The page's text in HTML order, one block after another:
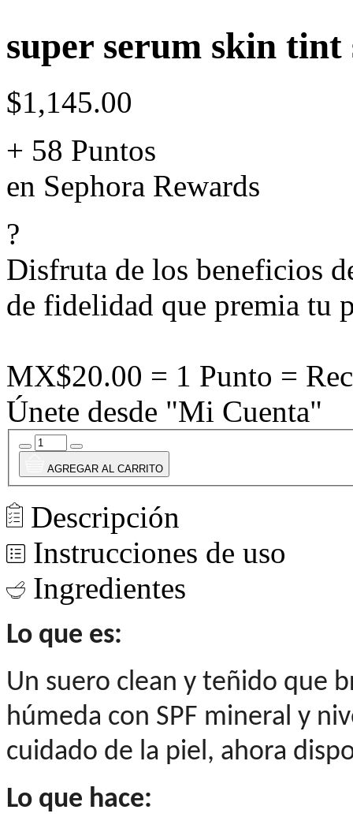
super serum skin tint
$1,145.00
+ 58 Puntos
en Sephora Rewards
?
Disfruta de los beneficios
de fidelidad que premia tu
MX$20.00 = 1 Punto =
Únete desde "Mi Cuenta"
AGREGAR AL CARRITO
Descripción
Instrucciones de uso
Ingredientes
Lo que es:
Un suero clean y teñido que
húmeda con SPF mineral y
cuidado de la piel, ahora
Lo que hace: